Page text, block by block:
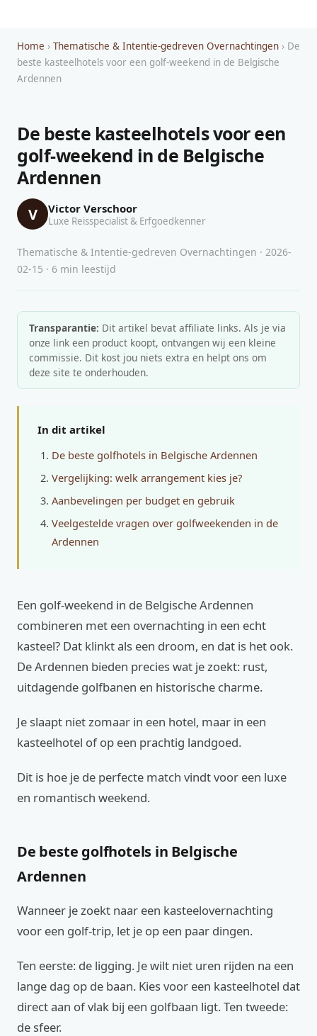
Home › Thematische & Intentie-gedreven Overnachtingen › De
beste kasteelhotels voor een golf-weekend in de Belgische
Ardennen
De beste kasteelhotels voor een
golf-weekend in de Belgische
Ardennen
V Victor Verschoor
Luxe Reisspecialist & Erfgoedkenner
Thematische & Intentie-gedreven Overnachtingen · 2026-
02-15 · 6 min leestijd
Transparantie: Dit artikel bevat affiliate links. Als je via
onze link een product koopt, ontvangen wij een kleine
commissie. Dit kost jou niets extra en helpt ons om
deze site te onderhouden.
In dit artikel
De beste golfhotels in Belgische Ardennen
Vergelijking: welk arrangement kies je?
Aanbevelingen per budget en gebruik
Veelgestelde vragen over golfweekenden in de
Ardennen
Een golf-weekend in de Belgische Ardennen
combineren met een overnachting in een echt
kasteel? Dat klinkt als een droom, en dat is het ook.
De Ardennen bieden precies wat je zoekt: rust,
uitdagende golfbanen en historische charme.
Je slaapt niet zomaar in een hotel, maar in een
kasteelhotel of op een prachtig landgoed.
Dit is hoe je de perfecte match vindt voor een luxe
en romantisch weekend.
De beste golfhotels in Belgische
Ardennen
Wanneer je zoekt naar een kasteelovernachting
voor een golf-trip, let je op een paar dingen.
Ten eerste: de ligging. Je wilt niet uren rijden na een
lange dag op de baan. Kies voor een kasteelhotel dat
direct aan of vlak bij een golfbaan ligt. Ten tweede:
de sfeer.